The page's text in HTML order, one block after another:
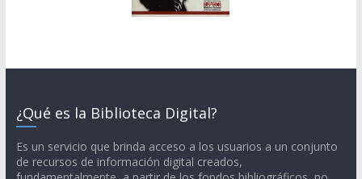
¿Qué es la Biblioteca Digital?
Es un servicio que brinda acceso a los usuarios a un conjunto
de recursos de información digital creados,